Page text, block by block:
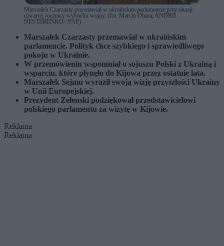
Marszałek Czarzasty przemawiał w ukraińskim parlamencie przy okazji
czwartej rocznicy wybuchu wojny. (fot. Marcin Obara, ANDRII
NESTERENKO / PAP)
Marszałek Czarzasty przemawiał w ukraińskim
parlamencie. Polityk chce szybkiego i sprawiedliwego
pokoju w Ukrainie.
W przemówieniu wspomniał o sojuszu Polski z Ukrainą i
wsparciu, które płynęło do Kijowa przez ostatnie lata.
Marszałek Sejmu wyraził swoją wizję przyszłości Ukrainy
w Unii Europejskiej.
Prezydent Zełenski podziękował przedstawicielowi
polskiego parlamentu za wizytę w Kijowie.
Reklama
Reklama